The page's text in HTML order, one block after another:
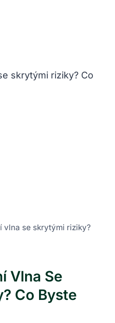
vlna se skrytými riziky?
Vlna Se
Co Byste